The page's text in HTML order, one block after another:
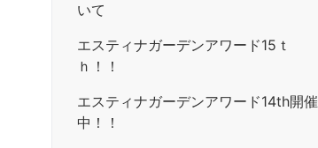
いて
エスティナガーデンアワード15ｔ
ｈ！！
エスティナガーデンアワード14th開催
中！！